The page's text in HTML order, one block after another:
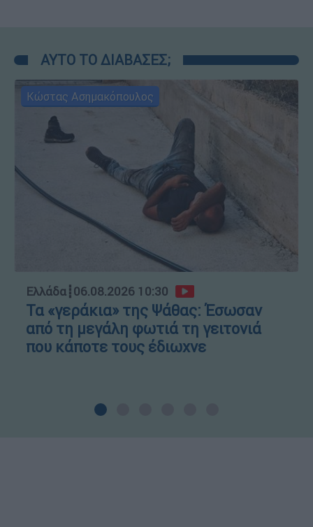
ΑΥΤΟ ΤΟ ΔΙΑΒΑΣΕΣ;
Κώστας Ασημακόπουλος
Ελλάδα┋06.08.2026 10:30
Τα «γεράκια» της Ψάθας: Έσωσαν
από τη μεγάλη φωτιά τη γειτονιά
που κάποτε τους έδιωχνε